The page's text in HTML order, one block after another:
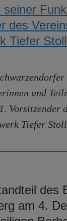
und
Vorsitzender
Tiefer
des
am 4.